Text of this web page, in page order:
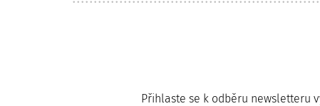
Přihlaste se k odběru newsletteru